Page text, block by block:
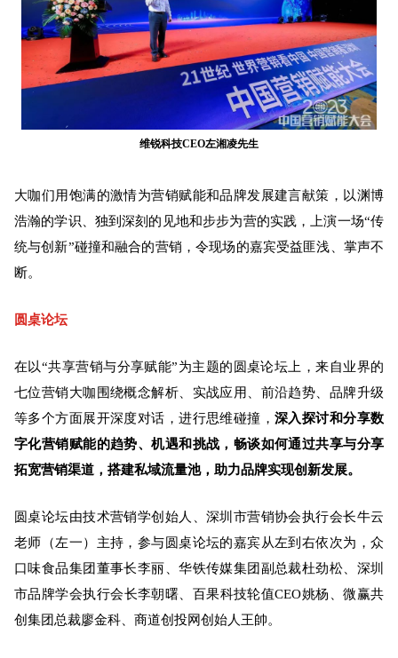
维锐科技CEO左湘凌先生
大咖们用饱满的激情为营销赋能和品牌发展建言献策，以渊博
浩瀚的学识、独到深刻的见地和步步为营的实践，上演一场“传
统与创新”碰撞和融合的营销，令现场的嘉宾受益匪浅、掌声不
断。
圆桌论坛
在以“共享营销与分享赋能”为主题的圆桌论坛上，来自业界的
七位营销大咖围绕概念解析、实战应用、前沿趋势、品牌升级
等多个方面展开深度对话，进行思维碰撞，深入探讨和分享数
字化营销赋能的趋势、机遇和挑战，畅谈如何通过共享与分享
拓宽营销渠道，搭建私域流量池，助力品牌实现创新发展。
圆桌论坛由技术营销学创始人、深圳市营销协会执行会长牛云
老师（左一）主持， 参与圆桌论坛的嘉宾从左到右依次为，众
口味食品集团董事长李丽、华铁传媒集团副总裁杜劲松、 深圳
市品牌学会执行会长李朝曙 、百果科技轮值CEO姚杨、微赢共
创集团总裁廖金科、商道创投网创始人王帥。